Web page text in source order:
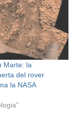
Marte: la
del rover
la NASA